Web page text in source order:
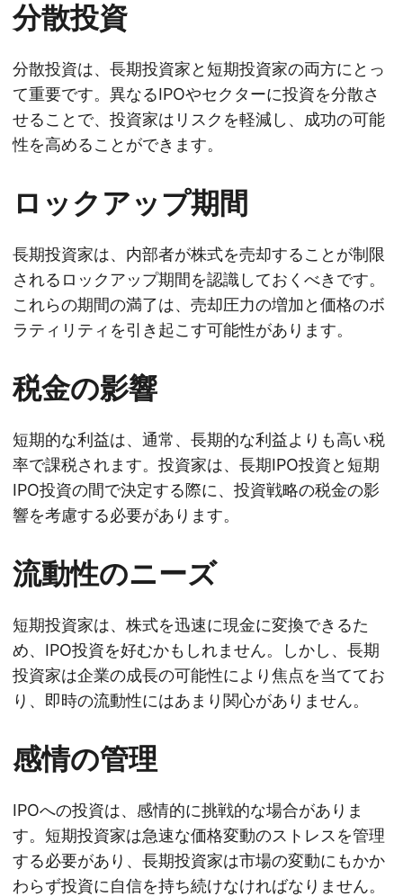
分散投資
分散投資は、長期投資家と短期投資家の両方にとっ
て重要です。異なるIPOやセクターに投資を分散さ
せることで、投資家はリスクを軽減し、成功の可能
性を高めることができます。
ロックアップ期間
長期投資家は、内部者が株式を売却することが制限
されるロックアップ期間を認識しておくべきです。
これらの期間の満了は、売却圧力の増加と価格のボ
ラティリティを引き起こす可能性があります。
税金の影響
短期的な利益は、通常、長期的な利益よりも高い税
率で課税されます。投資家は、長期IPO投資と短期
IPO投資の間で決定する際に、投資戦略の税金の影
響を考慮する必要があります。
流動性のニーズ
短期投資家は、株式を迅速に現金に変換できるた
め、IPO投資を好むかもしれません。しかし、長期
投資家は企業の成長の可能性により焦点を当ててお
り、即時の流動性にはあまり関心がありません。
感情の管理
IPOへの投資は、感情的に挑戦的な場合がありま
す。短期投資家は急速な価格変動のストレスを管理
する必要があり、長期投資家は市場の変動にもかか
わらず投資に自信を持ち続けなければなりません。